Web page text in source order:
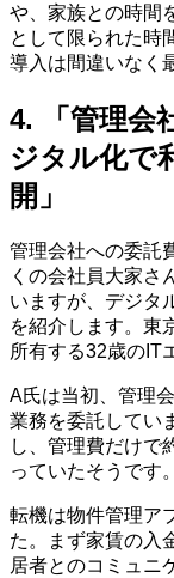
や、家族との時間
として限られた時
導入は間違いなく
4. 「管理会
ジタル化で
開」
管理会社への委託
くの会社員大家さ
いますが、デジタ
を紹介します。東
所有する32歳のIT
A氏は当初、管理
業務を委託してい
し、管理費だけで
っていたそうです。
転機は物件管理ア
た。まず家賃の入
居者とのコミュニ